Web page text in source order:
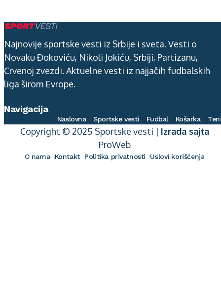
Najnovije sportske vesti iz Srbije i sveta. Vesti o
Novaku Đokoviću, Nikoli Jokiću, Srbiji, Partizanu,
Crvenoj zvezdi. Aktuelne vesti iz najjačih fudbalskih
liga širom Evrope.
Navigacija
Naslovna Sportske vesti Fudbal Košarka
Copyright © 2025 Sportske vesti | Izrada sajta
ProWeb
O nama Kontakt Politika privatnosti Uslovi korišćenja